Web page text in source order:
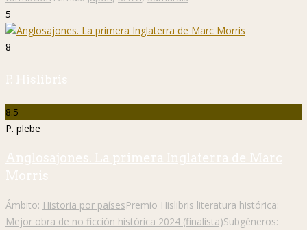
5
8
P. Hislibris
8.5
P. plebe
Anglosajones. La primera Inglaterra de Marc
Morris
Ámbito: Historia por paísesPremio Hislibris literatura histórica:
Mejor obra de no ficción histórica 2024 (finalista)Subgéneros: